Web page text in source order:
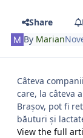
Share
By Marian
Câteva
care, la câteva
Brașov, pot fi
băuturi și
View the full